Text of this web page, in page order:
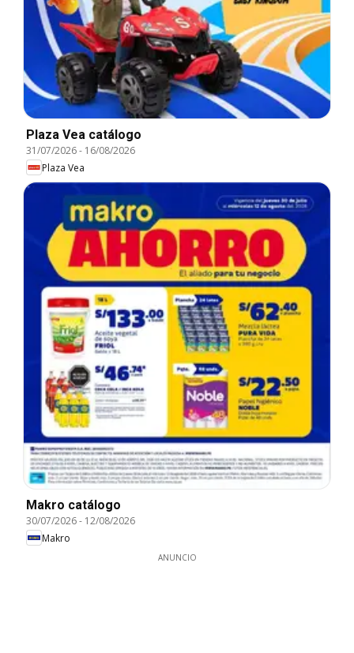
Plaza Vea catálogo
31/07/2026- 16/08/2026
Plaza Vea
Makro catálogo
30/07/2026- 12/08/2026
Makro
ANUNCIO